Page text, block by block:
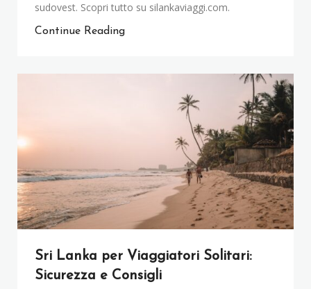
sudovest. Scopri tutto su silankaviaggi.com.
Continue Reading
Sri Lanka per Viaggiatori Solitari:
Sicurezza e Consigli